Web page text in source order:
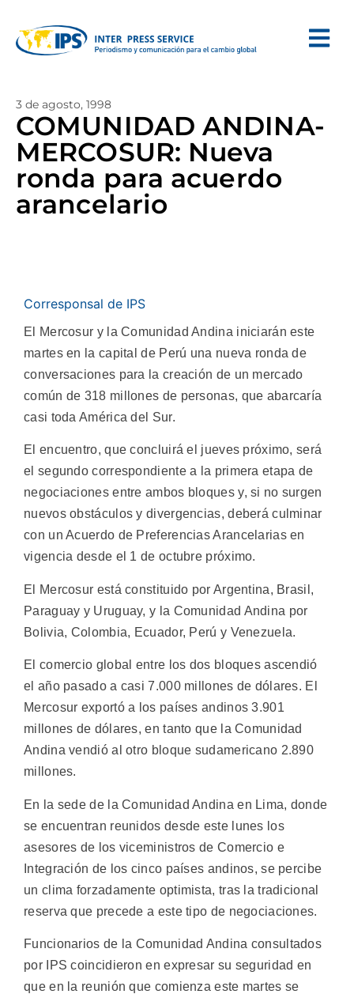
3 de agosto, 1998
COMUNIDAD ANDINA-
MERCOSUR: Nueva
ronda para acuerdo
arancelario
Corresponsal de IPS
El Mercosur y la Comunidad Andina iniciarán este
martes en la capital de Perú una nueva ronda de
conversaciones para la creación de un mercado
común de 318 millones de personas, que abarcaría
casi toda América del Sur.
El encuentro, que concluirá el jueves próximo, será
el segundo correspondiente a la primera etapa de
negociaciones entre ambos bloques y, si no surgen
nuevos obstáculos y divergencias, deberá culminar
con un Acuerdo de Preferencias Arancelarias en
vigencia desde el 1 de octubre próximo.
El Mercosur está constituido por Argentina, Brasil,
Paraguay y Uruguay, y la Comunidad Andina por
Bolivia, Colombia, Ecuador, Perú y Venezuela.
El comercio global entre los dos bloques ascendió
el año pasado a casi 7.000 millones de dólares. El
Mercosur exportó a los países andinos 3.901
millones de dólares, en tanto que la Comunidad
Andina vendió al otro bloque sudamericano 2.890
millones.
En la sede de la Comunidad Andina en Lima, donde
se encuentran reunidos desde este lunes los
asesores de los viceministros de Comercio e
Integración de los cinco países andinos, se percibe
un clima forzadamente optimista, tras la tradicional
reserva que precede a este tipo de negociaciones.
Funcionarios de la Comunidad Andina consultados
por IPS coincidieron en expresar su seguridad en
que en la reunión que comienza este martes se